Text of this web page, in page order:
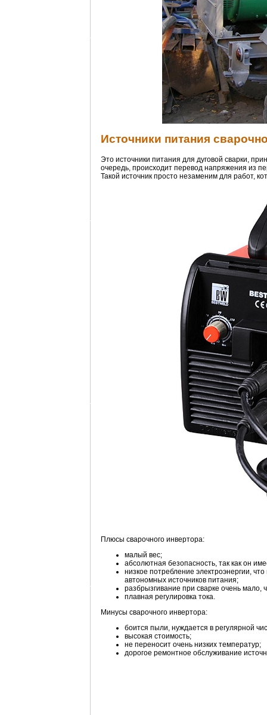
Источники питания
Это источники питания для дуговой сварки,
очередь, происходит перевод напряжения из
Такой источник просто незаменим для работ,
Плюсы сварочного инвертора:
малый вес;
абсолютная безопасность, так как он
низкое потребление электроэнергии,
автономных источников питания;
разбрызгивание при сварке очень
плавная регулировка тока.
Минусы сварочного инвертора:
боится пыли, нуждается в регулярной
высокая стоимость;
не переносит очень низких температур;
дорогое ремонтное обслуживание